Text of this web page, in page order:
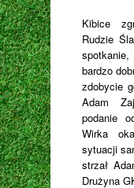
Kibice
Rudzie
spotkanie,
bardzo
zdobycie
Adam
podanie
Wirka
sytuacji
strzał
Drużyna